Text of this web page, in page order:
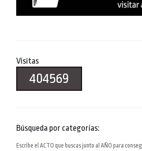
Visitas
404569
Búsqueda por categorías:
Escribe el ACTO que buscas junto al AÑO para